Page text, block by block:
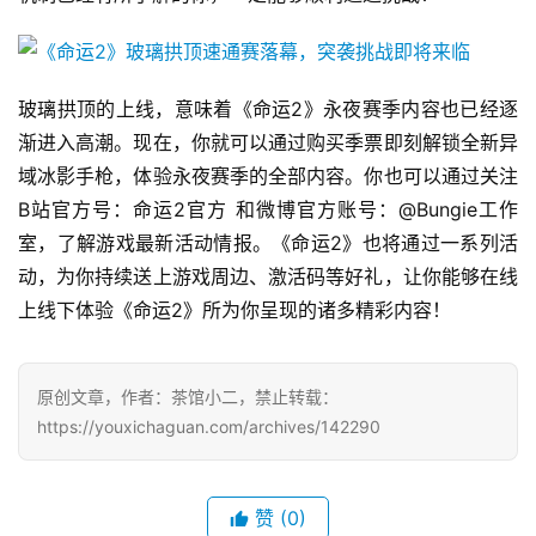
0
5
第
十
三
届
金
茶
奖
7
月
玻璃拱顶的上线，意味着《命运2》永夜赛季内容也已经逐
渐进入高潮。现在，你就可以通过购买季票即刻解锁全新异
域冰影手枪，体验永夜赛季的全部内容。你也可以通过关注
B站官方号：命运2官方 和微博官方账号：@Bungie工作
室，了解游戏最新活动情报。《命运2》也将通过一系列活
动，为你持续送上游戏周边、激活码等好礼，让你能够在线
上线下体验《命运2》所为你呈现的诸多精彩内容！
原创文章，作者：茶馆小二，禁止转载：
https://youxichaguan.com/archives/142290
赞 (0)